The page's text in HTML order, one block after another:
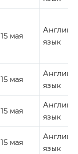
15 мая
язык
15 мая
язык
15 мая
язык
15 мая
язык